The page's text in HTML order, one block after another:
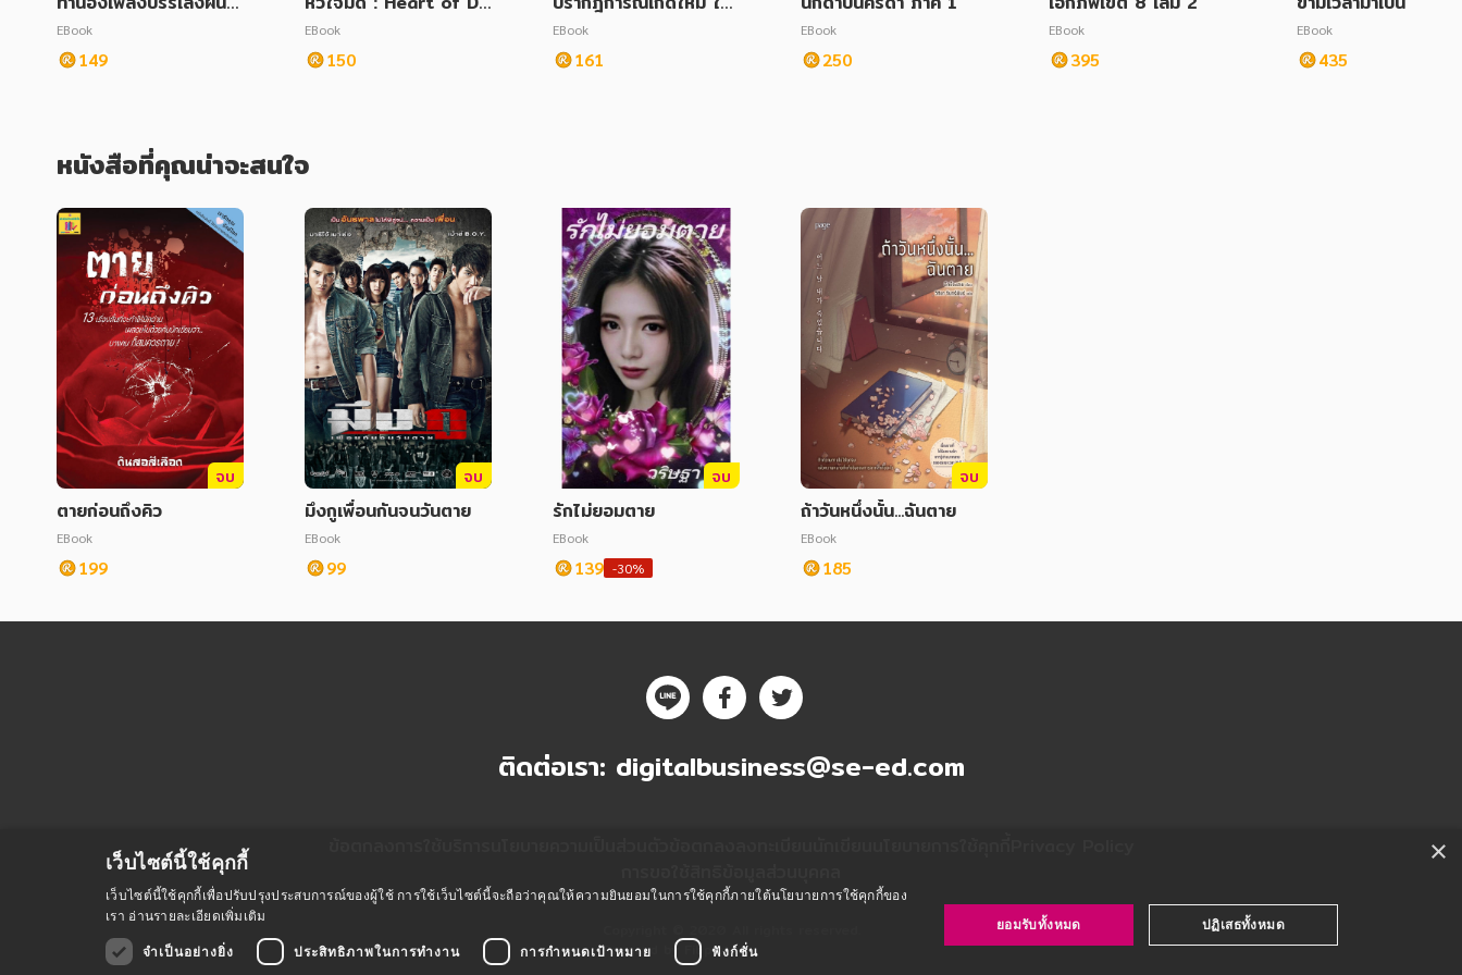
ล่ม 2
EBook
149
rkness
EBook
150
ดินแดนสาบสูญ
EBook
161
EBook
250
EBook
395
รหญิง เล่ม 2
EBook
435
หนังสือที่คุณน่าจะสนใจ
จบ
ตายก่อนถึงคิว
EBook
199
จบ
มึงกูเพื่อนกันจนวันตาย
EBook
99
จบ
รักไม่ยอมตาย
EBook
139 -30%
จบ
ถ้าวันหนึ่งนั้น...ฉันตาย
EBook
185
ติดต่อเรา: digitalbusiness@se-ed.com
Powered by Fibplat
×
เว็บไซต์นี้ใช้คุกกี้
เว็บไซต์นี้ใช้คุกกี้เพื่อปรับปรุงประสบการณ์ของผู้ใช้ การใช้เว็บไซต์นี้จะถือว่าคุณให้ความยินยอมในการใช้คุกกี้ภายใต้นโยบายการใช้คุกกี้ของ
เรา อ่านรายละเอียดเพิ่มเติม
จำเป็นอย่างยิ่ง
ประสิทธิภาพในการทำงาน การกำหนดเป้าหมาย ฟังก์ชั่น
ยอมรับทั้งหมด ปฏิเสธทั้งหมด